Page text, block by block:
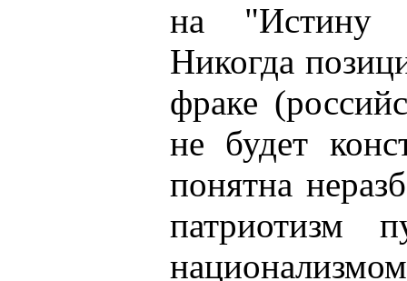
на "Истину
Никогда
фраке
не будет
понятна
патриотизм